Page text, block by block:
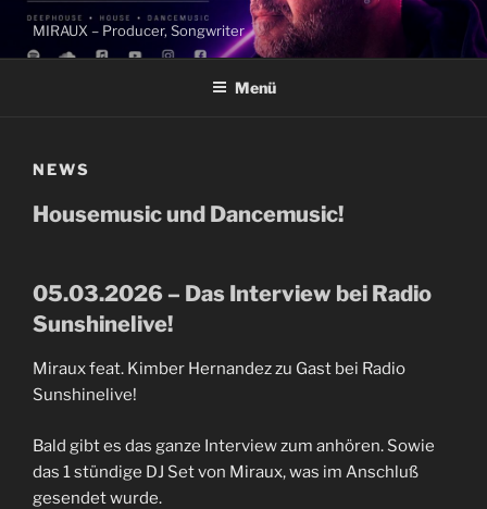
Zum
Inhalt
springen
MIRAUX – Producer, Songwriter
Menü
NEWS
Housemusic und Dancemusic!
05.03.2026 – Das Interview bei Radio
Sunshinelive!
Miraux feat. Kimber Hernandez zu Gast bei Radio
Sunshinelive!
Bald gibt es das ganze Interview zum anhören. Sowie
das 1 stündige DJ Set von Miraux, was im Anschluß
gesendet wurde.